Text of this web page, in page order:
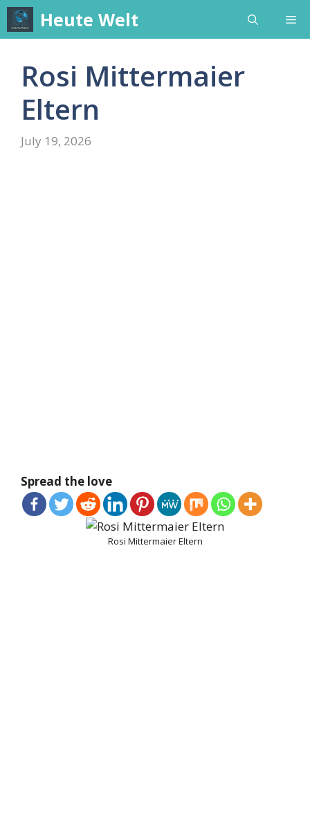
Skip
content
Heute Welt
Rosi Mittermaier
Eltern
July 19, 2026
Spread the love
Rosi Mittermaier Eltern